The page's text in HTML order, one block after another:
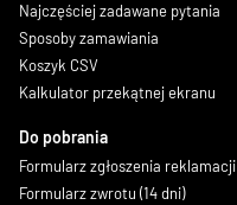
Najczęściej zadawane pytania
Sposoby zamawiania
Koszyk CSV
Kalkulator przekątnej ekranu
Do pobrania
Formularz zgłoszenia reklamacji
Formularz zwrotu (14 dni)